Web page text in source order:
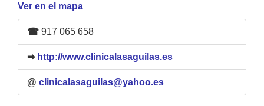
Ver en el mapa
☎ 917 065 658
➡ http://www.clinicalasaguilas.es
@ clinicalasaguilas@yahoo.es